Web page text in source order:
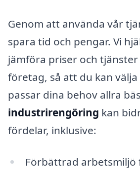
Genom att använda vår
spara tid och pengar. Vi
jämföra priser och
företag, så att du kan
passar dina behov allra
industrirengöring kan
fördelar, inklusive:
Förbättrad arbetsmiljö